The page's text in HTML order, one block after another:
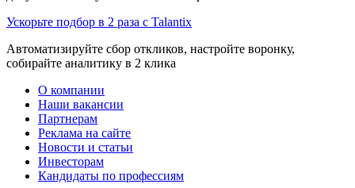
Ускорьте подбор в 2 раза с Talantix
Автоматизируйте сбор откликов, настройте воронку,
собирайте аналитику в 2 клика
О компании
Наши вакансии
Партнерам
Реклама на сайте
Новости и статьи
Инвесторам
Кандидаты по профессиям